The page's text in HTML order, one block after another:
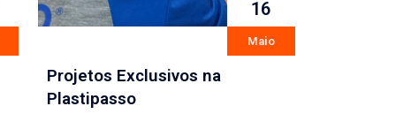
16
Maio
Projetos Exclusivos na
Plastipasso